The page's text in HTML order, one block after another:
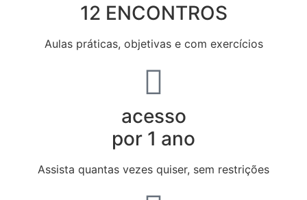
12 ENCONTROS
Aulas práticas, objetivas e com exercícios
acesso
por 1 ano
Assista quantas vezes quiser, sem restrições